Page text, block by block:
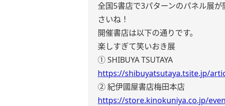
全国5書店で3パターンのパネル展
さいね！
開催書店は以下の通りです。
楽しすぎて笑いおき展
① SHIBUYA TSUTAYA
https://shibuyatsutaya.tsite.jp/
② 紀伊國屋書店梅田本店
https://store.kinokuniya.co.jp/